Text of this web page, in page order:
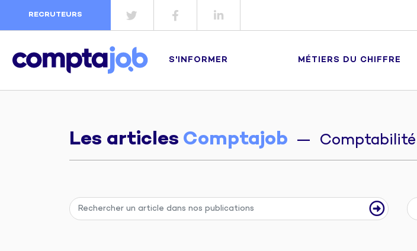
RECRUTEURS
S'INFORMER MÉTIERS DU CHIFFRE
Les articles Comptajob — Comptabilité